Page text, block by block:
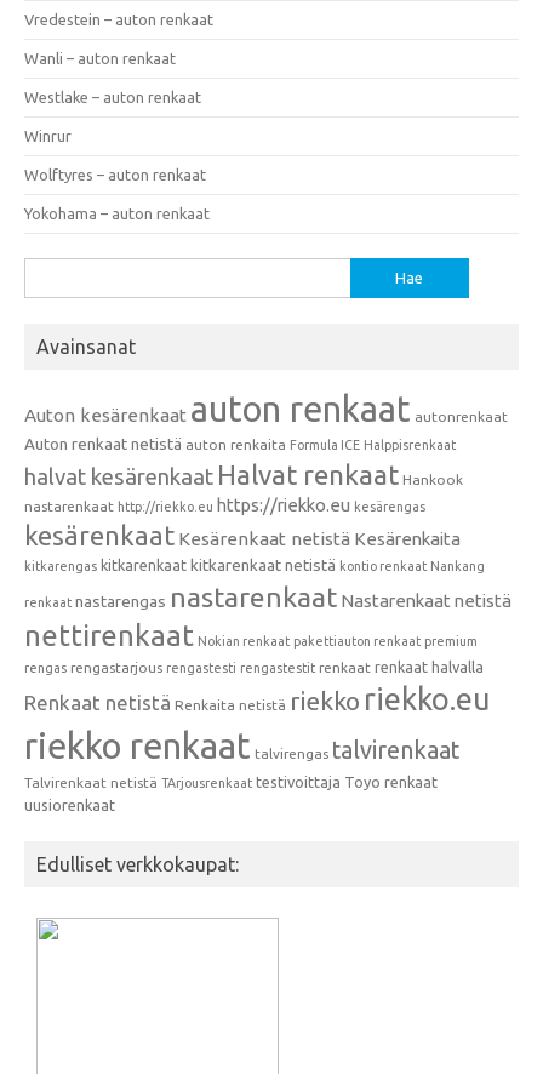
Vredestein – auton renkaat
Wanli – auton renkaat
Westlake – auton renkaat
Winrur
Wolftyres – auton renkaat
Yokohama – auton renkaat
Avainsanat
Auton kesärenkaat auton renkaat autonrenkaat
Auton renkaat netistä auton renkaita Formula ICE Halppisrenkaat
halvat kesärenkaat Halvat renkaat Hankook
nastarenkaat http://riekko.eu https://riekko.eu kesärengas
kesärenkaat Kesärenkaat netistä Kesärenkaita
kitkarengas kitkarenkaat kitkarenkaat netistä kontio renkaat Nankang
renkaat nastarengas nastarenkaat Nastarenkaat netistä
nettirenkaat Nokian renkaat pakettiauton renkaat premium
rengas rengastarjous rengastesti rengastestit renkaat renkaat halvalla
Renkaat netistä Renkaita netistä riekko riekko.eu
riekko renkaat talvirengas talvirenkaat
Talvirenkaat netistä TArjousrenkaat testivoittaja Toyo renkaat
uusiorenkaat
Edulliset verkkokaupat: